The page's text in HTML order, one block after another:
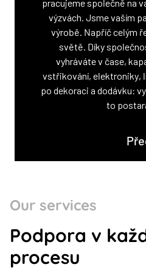
pracujeme společně na
výzvách. Jsme vaším
výrobě. Napříč celým
světě. Díky
vyhráváte v čase,
vstřikování, elektroniky,
po dekoraci a dodávku:
to
Our services
Podpora v
procesu